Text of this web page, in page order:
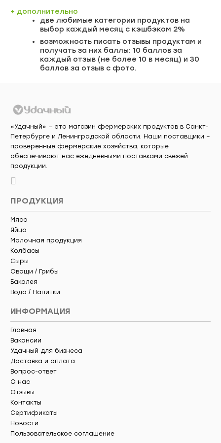
+ дополнительно
две любимые категории продуктов на
выбор каждый месяц с кэшбэком 2%
возможность писать отзывы продуктам и
получать за них баллы: 10 баллов за
каждый отзыв (не более 10 в месяц) и 30
баллов за отзыв с фото.
«Удачный» — это магазин фермерских продуктов в Санкт-
Петербурге и Ленинградской области. Наши поставщики –
проверенные фермерские хозяйства, которые
обеспечивают нас ежедневными поставками свежей
продукции.
ПРОДУКЦИЯ
Мясо
Яйцо
Молочная продукция
Колбасы
Сыры
Овощи / Грибы
Бакалея
Вода / Напитки
ИНФОРМАЦИЯ
Главная
Вакансии
Удачный для бизнеса
Доставка и оплата
Вопрос-ответ
О нас
Отзывы
Контакты
Сертификаты
Новости
Пользовательское соглашение